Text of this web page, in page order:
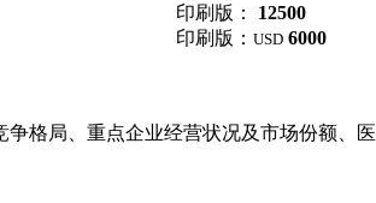
印刷版： 12500
印刷版： USD 6000
格局、重点企业经营状况及市场份额、